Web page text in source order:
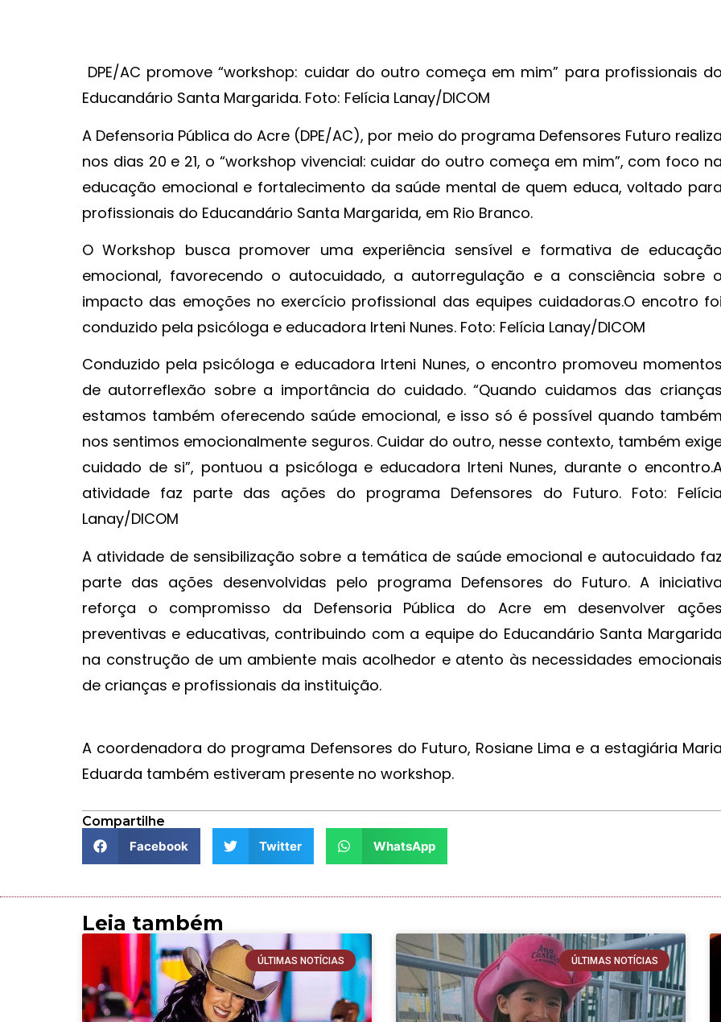
DPE/AC promove “workshop: cuidar do outro começa em mim” para profissionais do
Educandário Santa Margarida. Foto: Felícia Lanay/DICOM
A Defensoria Pública do Acre (DPE/AC), por meio do programa Defensores Futuro realiza
nos dias 20 e 21, o “workshop vivencial: cuidar do outro começa em mim”, com foco na
educação emocional e fortalecimento da saúde mental de quem educa, voltado para
profissionais do Educandário Santa Margarida, em Rio Branco.
O Workshop busca promover uma experiência sensível e formativa de educação
emocional, favorecendo o autocuidado, a autorregulação e a consciência sobre o
impacto das emoções no exercício profissional das equipes cuidadoras.O encotro foi
conduzido pela psicóloga e educadora Irteni Nunes. Foto: Felícia Lanay/DICOM
Conduzido pela psicóloga e educadora Irteni Nunes, o encontro promoveu momentos
de autorreflexão sobre a importância do cuidado. “Quando cuidamos das crianças
estamos também oferecendo saúde emocional, e isso só é possível quando também
nos sentimos emocionalmente seguros. Cuidar do outro, nesse contexto, também
cuidado de si”, pontuou a psicóloga e educadora Irteni Nunes, durante o
atividade faz parte das ações do programa Defensores do Futuro. Foto: Felícia
Lanay/DICOM
A atividade de sensibilização sobre a temática de saúde emocional e autocuidado faz
parte das ações desenvolvidas pelo programa Defensores do Futuro. A iniciativa
reforça o compromisso da Defensoria Pública do Acre em desenvolver ações
preventivas e educativas, contribuindo com a equipe do Educandário Santa Margarida
na construção de um ambiente mais acolhedor e atento às necessidades emocionais
de crianças e profissionais da instituição.
A coordenadora do programa Defensores do Futuro, Rosiane Lima e a estagiária Maria
Eduarda também estiveram presente no workshop.
Compartilhe
Facebook
Twitter WhatsApp
Leia também
ÚLTIMAS NOTÍCIAS ÚLTIMAS NOTÍCIAS